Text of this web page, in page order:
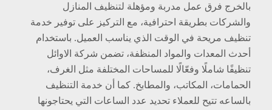
بالخرج فرق عمل مدربة ومؤهلة لتنظيف المنازل
والشركات بطريقة احترافية، مع التركيز على توفير خدمة
تنظيف مريحة في الوقت الذي يناسب العميل. باستخدام
أحدث المعدات والمواد المنظفة، تضمن شركة الاوائل
تنظيفًا شاملًا وفعّالًا للمساحات المختلفة مثل الغرف،
الحمامات، المكاتب، والمطابخ. كما أن خدمة التنظيف
بالساعه تتيح للعملاء تحديد عدد الساعات التي يحتاجونها